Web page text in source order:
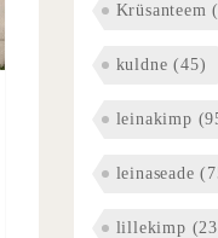
Krüsanteem
kuldne (45)
leinakimp
leinaseade
lillekimp